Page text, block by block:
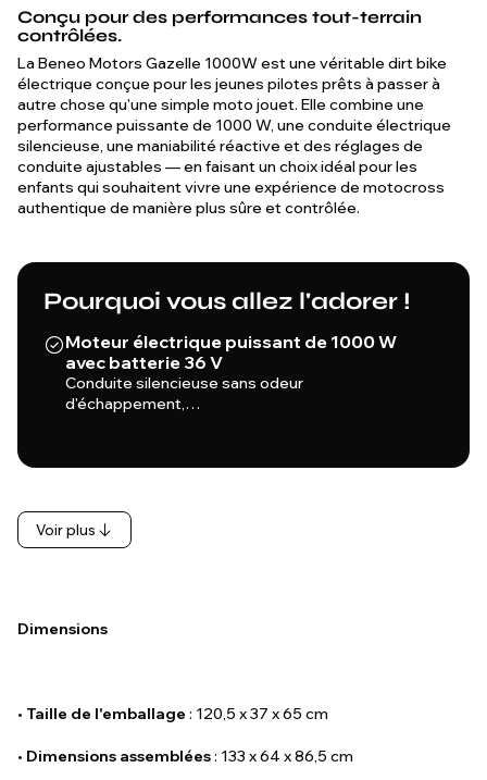
Conçu pour des performances tout-terrain
contrôlées.
La Beneo Motors Gazelle 1000W est une véritable dirt bike
électrique conçue pour les jeunes pilotes prêts à passer à
autre chose qu'une simple moto jouet. Elle combine une
performance puissante de 1000 W, une conduite électrique
silencieuse, une maniabilité réactive et des réglages de
conduite ajustables — en faisant un choix idéal pour les
enfants qui souhaitent vivre une expérience de motocross
authentique de manière plus sûre et contrôlée.
Pourquoi vous allez l'adorer !
Moteur électrique puissant de 1000 W
avec batterie 36 V
Conduite silencieuse sans odeur
d'échappement,…
Voir plus
Dimensions
• Taille de l'emballage : 120,5 x 37 x 65 cm
• Dimensions assemblées: 133 x 64 x 86,5 cm